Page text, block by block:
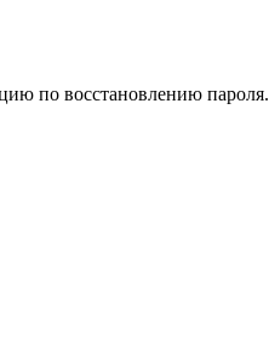
по восстановлению пароля.